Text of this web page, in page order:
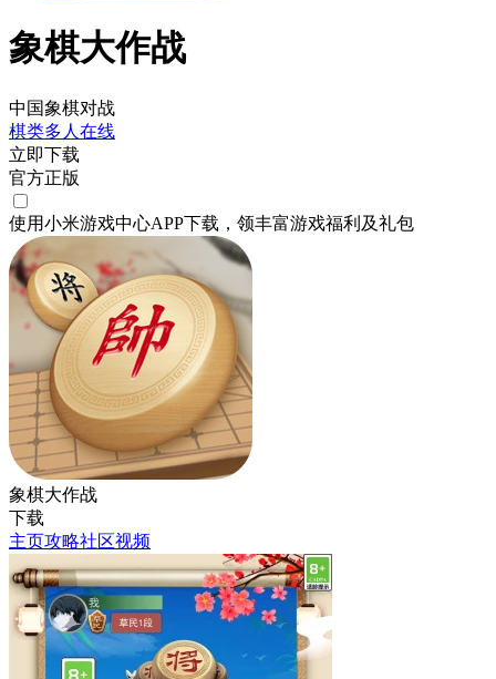
象棋大作战
中国象棋对战
棋类多人在线
立即下载
官方正版
使用小米游戏中心APP下载 ，领丰富游戏福利 及礼包
象棋大作战
下载
主页攻略社区视频